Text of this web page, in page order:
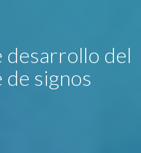
desarrollo del
de signos